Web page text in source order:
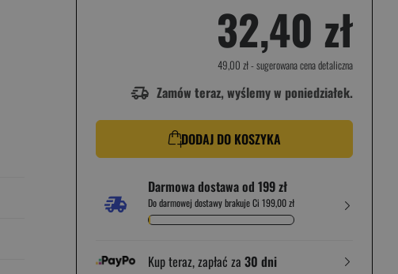
32,40 zł
49,00 zł- sugerowana cena detaliczna
Zamów teraz, wyślemy w poniedziałek.
DODAJ DO KOSZYKA
Darmowa dostawa od 199 zł
Do darmowej dostawy brakuje Ci 199,00 zł
Kup teraz, zapłać za 30 dni